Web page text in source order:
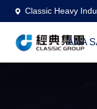
Classic Heavy
ANA